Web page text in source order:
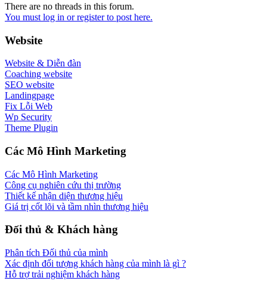
There are no threads in this forum.
You must log in or register to post here.
Website
Website & Diễn đàn
Coaching website
SEO website
Landingpage
Fix Lỗi Web
Wp Security
Theme Plugin
Các Mô Hình Marketing
Các Mô Hình Marketing
Công cụ nghiên cứu thị trường
Thiết kế nhận diện thương hiệu
Giá trị cốt lõi và tầm nhìn thương hiệu
Đối thủ & Khách hàng
Phân tích Đối thủ của mình
Xác định đối tượng khách hàng của mình là gì ?
Hỗ trợ trải nghiệm khách hàng